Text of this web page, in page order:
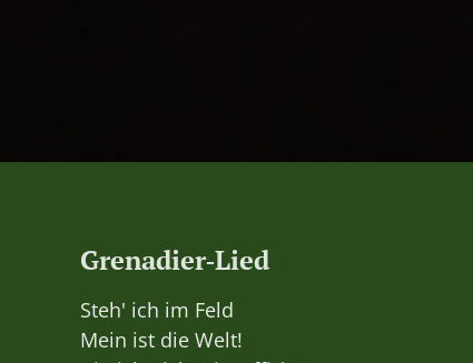
Grenadier‑Lied
Steh' ich im Feld
Mein ist die Welt!